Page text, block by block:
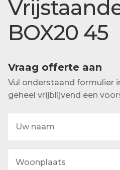
BOX20 45
Vraag offerte aan
Vul onderstaand formulier
geheel vrijblijvend een
naam